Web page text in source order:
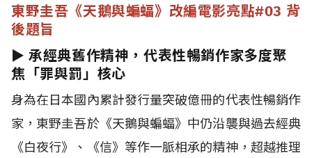
東野圭吾《天鵝與蝙蝠》改編電影亮點#03 背
後題旨
► 承經典舊作精神，代表性暢銷作家多度聚
焦「罪與罰」核心
身為在日本國內累計發行量突破億冊的代表性暢銷作
家，東野圭吾於《天鵝與蝙蝠》中仍沿襲與過去經典
《白夜行》、《信》等作一脈相承的精神，超越推理